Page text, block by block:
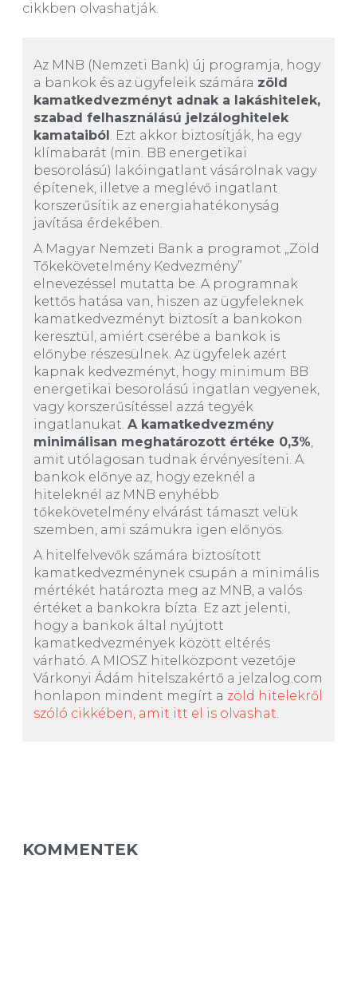
cikkben olvashatják.
Az MNB (Nemzeti Bank) új programja, hogy
a bankok és az ügyfeleik számára zöld
kamatkedvezményt adnak a lakáshitelek,
szabad felhasználású jelzáloghitelek
kamataiból . Ezt akkor biztosítják, ha egy
klímabarát (min. BB energetikai
besorolású) lakóingatlant vásárolnak vagy
építenek, illetve a meglévő ingatlant
korszerűsítik az energiahatékonyság
javítása érdekében.
A Magyar Nemzeti Bank a programot „Zöld
Tőkekövetelmény Kedvezmény”
elnevezéssel mutatta be. A programnak
kettős hatása van, hiszen az ügyfeleknek
kamatkedvezményt biztosít a bankokon
keresztül, amiért cserébe a bankok is
előnybe részesülnek. Az ügyfelek azért
kapnak kedvezményt, hogy minimum BB
energetikai besorolású ingatlan vegyenek,
vagy korszerűsítéssel azzá tegyék
ingatlanukat. A kamatkedvezmény
minimálisan meghatározott értéke 0,3%,
amit utólagosan tudnak érvényesíteni. A
bankok előnye az, hogy ezeknél a
hiteleknél az MNB enyhébb
tőkekövetelmény elvárást támaszt velük
szemben, ami számukra igen előnyös.
A hitelfelvevők számára biztosított
kamatkedvezménynek csupán a minimális
mértékét határozta meg az MNB, a valós
értéket a bankokra bízta. Ez azt jelenti,
hogy a bankok által nyújtott
kamatkedvezmények között eltérés
várható. A MIOSZ hitelközpont vezetője
Várkonyi Ádám hitelszakértő a jelzalog.com
honlapon mindent megírt a zöld hitelekről
szóló cikkében, amit itt el is olvashat.
KOMMENTEK